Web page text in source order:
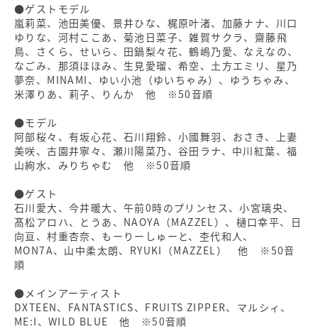
●ゲストモデル
嵐莉菜、池田美優、景井ひな、梶原叶渚、加藤ナナ、川口
ゆりな、河村ここあ、菊池日菜子、雑賀サクラ、齋藤飛
鳥、さくら、せいら、田鍋梨々花、鶴嶋乃愛、なえなの、
なごみ、那須ほほみ、生見愛瑠、希空、土方エミリ、星乃
夢奈、MINAMI、ゆい小池（ゆいちゃみ）、ゆうちゃみ、
米澤りあ、莉子、りんか 他 ※50音順
●モデル
阿部桜々、有坂心花、石川翔鈴、小國舞羽、おさき、上妻
美咲、古園井寧々、瀬川陽菜乃、谷田ラナ、中川紅葉、福
山絢水、みりちゃむ 他 ※50音順
●ゲスト
石川愛大、今井暖大、午前0時のプリンセス、小宮璃央、
髙松アロハ、とうあ、NAOYA（MAZZEL）、樋口幸平、日
向亘、村重杏奈、もーりーしゅーと、杢代和人、
MON7A、山中柔太朗、RYUKI（MAZZEL） 他 ※50音
順
●メインアーティスト
DXTEEN、FANTASTICS、FRUITS ZIPPER、マルシィ、
ME:I、WILD BLUE 他 ※50音順